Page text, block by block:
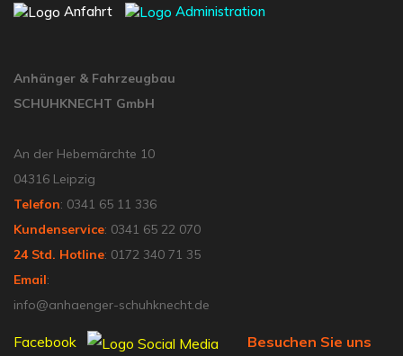
Anfahrt
Administration
Anhänger & Fahrzeugbau
SCHUHKNECHT GmbH
An der Hebemärchte 10
04316 Leipzig
Telefon: 0341 65 11 336
Kundenservice: 0341 65 22 070
24 Std. Hotline: 0172 340 71 35
Email:
info@anhaenger-schuhknecht.de
Facebook Besuchen Sie uns